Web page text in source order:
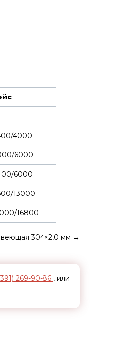
4000
6000
6000
13000
16800
304×2,0 мм →
269-90-86 , или